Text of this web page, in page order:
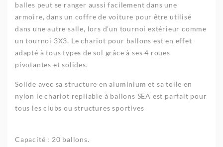
balles peut se ranger aussi facilement dans une
armoire, dans un coffre de voiture pour être utilisé
dans une autre salle, lors d'un tournoi extérieur comme
un tournoi 3X3. Le chariot pour ballons est en effet
adapté à tous types de sol grâce à ses 4 roues
pivotantes et solides.
Solide avec sa structure en aluminium et sa toile en
nylon le chariot repliable à ballons SEA est parfait pour
tous les clubs ou structures sportives
Capacité : 20 ballons.